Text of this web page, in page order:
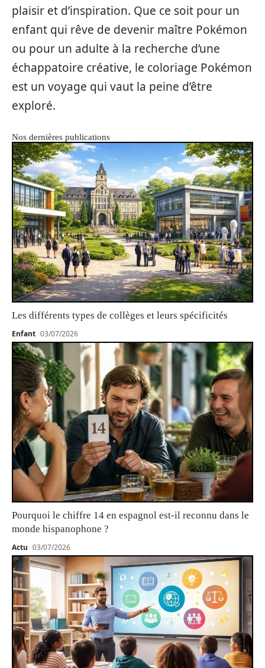
plaisir et d’inspiration. Que ce soit pour un
enfant qui rêve de devenir maître Pokémon
ou pour un adulte à la recherche d’une
échappatoire créative, le coloriage Pokémon
est un voyage qui vaut la peine d’être
exploré.
Nos dernières publications
Les différents types de collèges et leurs spécificités
Enfant 03/07/2026
Pourquoi le chiffre 14 en espagnol est-il reconnu dans le
monde hispanophone ?
Actu 03/07/2026